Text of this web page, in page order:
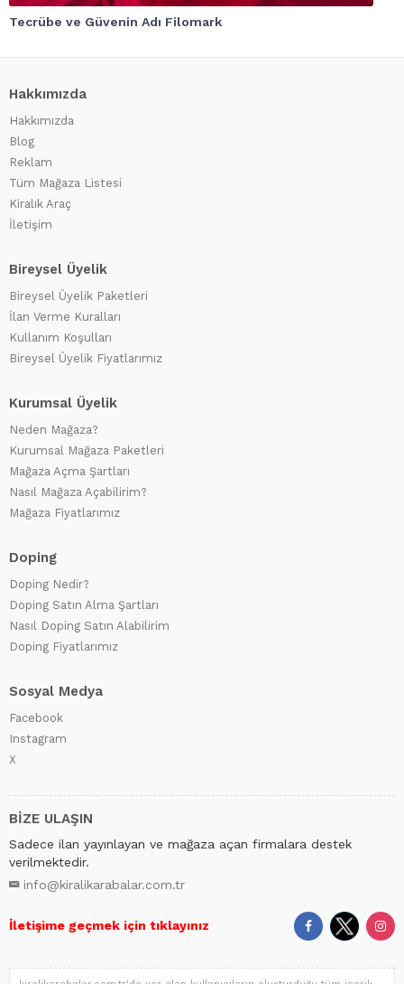
Tecrübe ve Güvenin Adı Filomark
Hakkımızda
Hakkımızda
Blog
Reklam
Tüm Mağaza Listesi
Kiralık Araç
İletişim
Bireysel Üyelik
Bireysel Üyelik Paketleri
İlan Verme Kuralları
Kullanım Koşulları
Bireysel Üyelik Fiyatlarımız
Kurumsal Üyelik
Neden Mağaza?
Kurumsal Mağaza Paketleri
Mağaza Açma Şartları
Nasıl Mağaza Açabilirim?
Mağaza Fiyatlarımız
Doping
Doping Nedir?
Doping Satın Alma Şartları
Nasıl Doping Satın Alabilirim
Doping Fiyatlarımız
Sosyal Medya
Facebook
Instagram
X
BİZE ULAŞIN
Sadece ilan yayınlayan ve mağaza açan firmalara destek
verilmektedir.
info@kiralikarabalar.com.tr
İletişime geçmek için tıklayınız